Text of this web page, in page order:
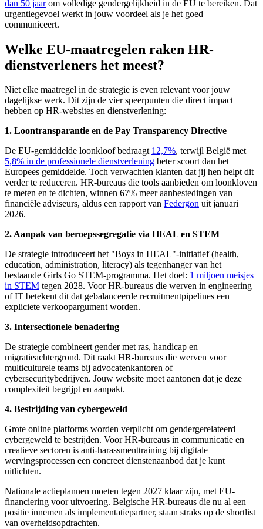
dan 50 jaarom volledige gendergelijkheid in de EU te bereiken. Dat
urgentiegevoel werkt in jouw voordeel als je het goed
communiceert.
Welke EU-maatregelen raken HR-
dienstverleners het meest?
Niet elke maatregel in de strategie is even relevant voor jouw
dagelijkse werk. Dit zijn de vier speerpunten die direct impact
hebben op HR-websites en dienstverlening:
1. Loontransparantie en de Pay Transparency Directive
De EU-gemiddelde loonkloof bedraagt 12,7%, terwijl België met
5,8% in de professionele dienstverlening beter scoort dan het
Europees gemiddelde. Toch verwachten klanten dat jij hen helpt dit
verder te reduceren. HR-bureaus die tools aanbieden om loonkloven
te meten en te dichten, winnen 67% meer aanbestedingen van
financiële adviseurs, aldus een rapport van Federgon uit januari
2026.
2. Aanpak van beroepssegregatie via HEAL en STEM
De strategie introduceert het "Boys in HEAL"-initiatief (health,
education, administration, literacy) als tegenhanger van het
bestaande Girls Go STEM-programma. Het doel: 1 miljoen meisjes
in STEM tegen 2028. Voor HR-bureaus die werven in engineering
of IT betekent dit dat gebalanceerde recruitmentpipelines een
expliciete verkoopargument worden.
3. Intersectionele benadering
De strategie combineert gender met ras, handicap en
migratieachtergrond. Dit raakt HR-bureaus die werven voor
multiculturele teams bij advocatenkantoren of
cybersecuritybedrijven. Jouw website moet aantonen dat je deze
complexiteit begrijpt en aanpakt.
4. Bestrijding van cybergeweld
Grote online platforms worden verplicht om gendergerelateerd
cybergeweld te bestrijden. Voor HR-bureaus in communicatie en
creatieve sectoren is anti-harassmenttraining bij digitale
wervingsprocessen een concreet dienstenaanbod dat je kunt
uitlichten.
Nationale actieplannen moeten tegen 2027 klaar zijn, met EU-
financiering voor uitvoering. Belgische HR-bureaus die nu al een
positie innemen als implementatiepartner, staan straks op de shortlist
van overheidsopdrachten.